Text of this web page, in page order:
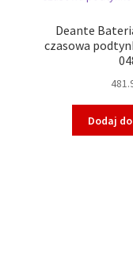
Deante
czasowa
Dodaj